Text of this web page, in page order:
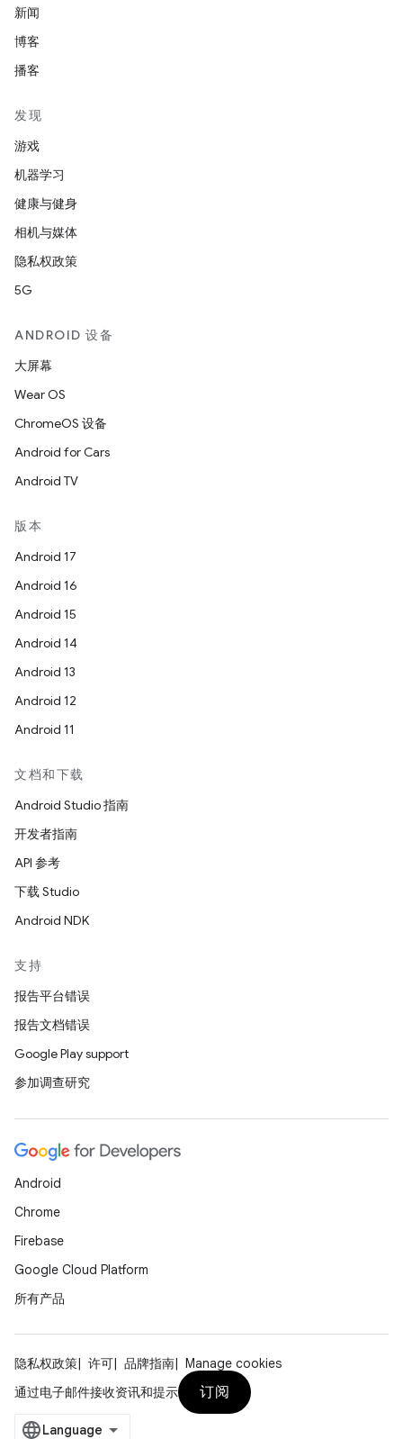
新闻
博客
播客
发现
游戏
机器学习
健康与健身
相机与媒体
隐私权政策
5G
ANDROID 设备
大屏幕
Wear OS
ChromeOS 设备
Android for Cars
Android TV
版本
Android 17
Android 16
Android 15
Android 14
Android 13
Android 12
Android 11
文档和下载
Android Studio 指南
开发者指南
API 参考
下载 Studio
Android NDK
支持
报告平台错误
报告文档错误
Google Play support
参加调查研究
Android
Chrome
Firebase
Google Cloud Platform
所有产品
隐私权政策 许可 品牌指南
Manage cookies
通过电子邮件接收资讯和提示
订阅